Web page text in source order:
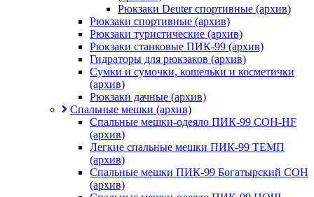
Рюкзаки Deuter спортивные (архив)
Рюкзаки спортивные (архив)
Рюкзаки туристические (архив)
Рюкзаки станковые ПИК-99 (архив)
Гидраторы для рюкзаков (архив)
Сумки и сумочки, кошельки и косметички
(архив)
Рюкзаки дачные (архив)
Спальные мешки (архив)
Спальные мешки-одеяло ПИК-99 СОН-HF
(архив)
Легкие спальные мешки ПИК-99 ТЕМП
(архив)
Спальные мешки ПИК-99 Богатырский СОН
(архив)